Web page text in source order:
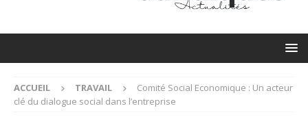
ACCUEIL TRAVAIL
Comité Social Economique : Un acteur
clé du dialogue social dans l’entreprise